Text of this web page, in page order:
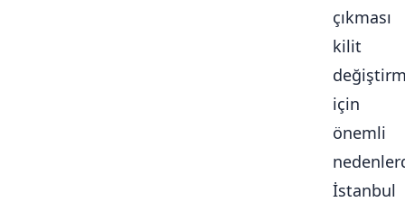
çıkması
kilit
için
önemli
İstanbul